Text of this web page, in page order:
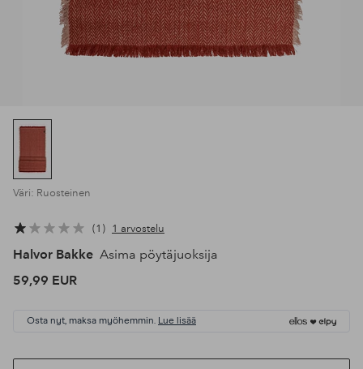
Väri: Ruosteinen
1 1 arvostelu
Halvor Bakke Asima pöytäjuoksija
59,99 EUR
Osta nyt, maksa myöhemmin. Lue lisää